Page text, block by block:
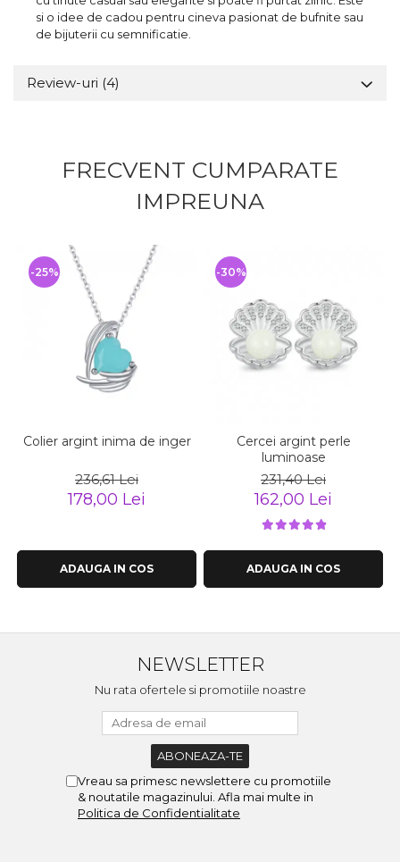
si o idee de cadou pentru cineva pasionat de bufnite sau
de bijuterii cu semnificatie.
Review-uri (4)
FRECVENT CUMPARATE
IMPREUNA
Colier argint inima de inger
236,61 Lei
178,00 Lei
-25%
ADAUGA IN COS
Cercei argint perle
luminoase
231,40 Lei
162,00 Lei
-30%
ADAUGA IN COS
NEWSLETTER
Nu rata ofertele si promotiile noastre
Vreau sa primesc newslettere cu promotiile
& noutatile magazinului. Afla mai multe in
Politica de Confidentialitate